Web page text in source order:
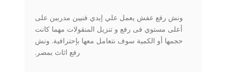
ونش رفع عفش يعمل علي إيدي فنيين مدربين على
أعلى مستوي فى رفع و تنزيل المنقولات مهما كانت
حجمها أو الكمية سوف نتعامل معها بإحترافية. ونش
رفع اثاث بمصر.